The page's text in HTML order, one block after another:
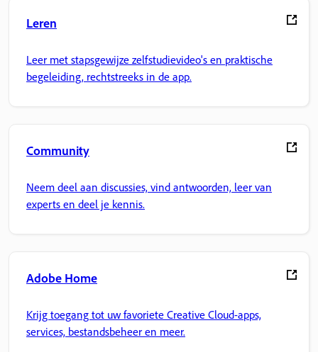
Leren
Leer met stapsgewijze zelfstudievideo's en praktische
begeleiding, rechtstreeks in de app.
Community
Neem deel aan discussies, vind antwoorden, leer van
experts en deel je kennis.
Adobe Home
Krijg toegang tot uw favoriete Creative Cloud-apps,
services, bestandsbeheer en meer.